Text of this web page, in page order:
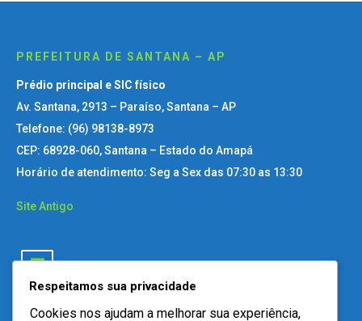
PREFEITURA DE SANTANA – AP
Prédio principal e SIC físico
Av. Santana, 2913 – Paraíso, Santana – AP
Telefone: (96) 98138-8973
CEP: 68928-060, Santana – Estado do Amapá
Horário de atendimento: Seg a Sex das 07:30 as 13:30
Site Antigo
Respeitamos sua privacidade
Cookies nos ajudam a melhorar sua experiência,